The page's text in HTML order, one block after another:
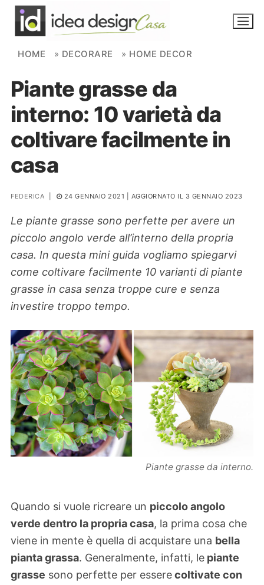
Skip to content
NOVITÀ
AMBIENTI
FAI DA TE
PIANTE
Ortaggio
HOME » DECORARE » HOME DECOR
Piante grasse da
interno: 10 varietà da
coltivare facilmente in
casa
FEDERICA 24 GENNAIO 2021 | AGGIORNATO IL 3 GENNAIO 2023
Le piante grasse sono perfette per avere un
piccolo angolo verde all’interno della propria
casa. In questa mini guida vogliamo spiegarvi
come coltivare facilmente 10 varianti di piante
grasse in casa senza troppe cure e senza
investire troppo tempo.
Piante grasse da interno.
Quando si vuole ricreare un piccolo angolo
verde dentro la propria casa, la prima cosa che
viene in mente è quella di acquistare una bella
pianta grassa. Generalmente, infatti, le piante
grasse sono perfette per esserecoltivate con